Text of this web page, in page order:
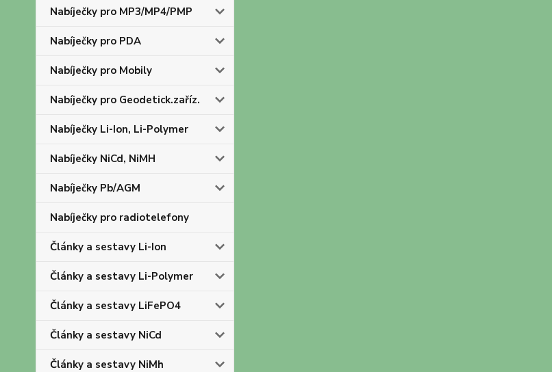
Nabíječky pro MP3/MP4/PMP
Nabíječky pro PDA
Nabíječky pro Mobily
Nabíječky pro Geodetick.zaříz.
Nabíječky Li-Ion, Li-Polymer
Nabíječky NiCd, NiMH
Nabíječky Pb/AGM
Nabíječky pro radiotelefony
Články a sestavy Li-Ion
Články a sestavy Li-Polymer
Články a sestavy LiFePO4
Články a sestavy NiCd
Články a sestavy NiMh